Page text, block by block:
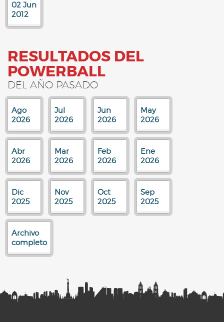
02 Jun
2012
RESULTADOS DEL
POWERBALL
DEL AÑO PASADO
Ago
2026
Jul
2026
Jun
2026
May
2026
Abr
2026
Mar
2026
Feb
2026
Ene
2026
Dic
2025
Nov
2025
Oct
2025
Sep
2025
Archivo
completo